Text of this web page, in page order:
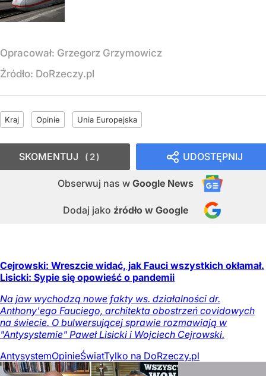
Opracował: Grzegorz Grzymowicz
Źródło: DoRzeczy.pl
Kraj Opinie Unia Europejska
UDOSTĘPNIJ
Obserwuj nas w Google News
Dodaj jako źródło w Google
SKOMENTUJ 2
Cejrowski: Wreszcie widać, jak Fauci wszystkich okłamał.
Lisicki: Sypie się opowieść o pandemii
Na jaw wychodzą nowe fakty ws. działalności dr.
Anthony'ego Fauciego, architekta obostrzeń covidowych
na świecie. O bulwersującej sprawie rozmawiają w
"Antysystemie" Paweł Lisicki i Wojciech Cejrowski.
AntysystemOpinieŚwiatTylko na DoRzeczy.pl